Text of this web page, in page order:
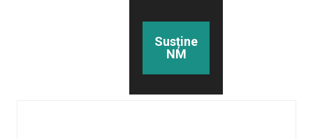
Susține
NM